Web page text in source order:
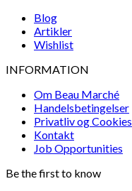
Blog
Artikler
Wishlist
INFORMATION
Om Beau Marché
Handelsbetingelser
Privatliv og Cookies
Kontakt
Job Opportunities
Be the first to know